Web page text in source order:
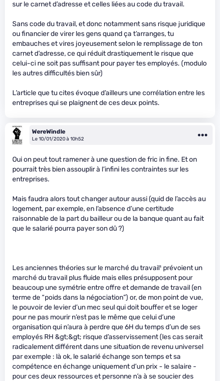
sur le carnet d’adresse et celles liées au code du travail.
Sans code du travail, et donc notamment sans risque juridique
ou financier de virer les gens quand ça t’arranges, tu
embauches et vires joyeusement selon le remplissage de ton
carnet d’adresse, ce qui réduit drastiquement le risque que
celui-ci ne soit pas suffisant pour payer tes employés. (modulo
les autres difficultés bien sûr)
L’article que tu cites évoque d’ailleurs une corrélation entre les
entreprises qui se plaignent de ces deux points.
WereWindle
Le 10/01/2020 à 10h52
Oui on peut tout ramener à une question de fric in fine. Et on
pourrait très bien assouplir à l’infini les contraintes sur les
entreprises.
Mais faudra alors tout changer autour aussi (quid de l’accès au
logement, par exemple, en l’absence d’une certitude
raisonnable de la part du bailleur ou de la banque quant au fait
que le salarié pourra payer son dû ?)
Les anciennes théories sur le marché du travail¹ prévoient un
marché du travail plus fluide mais elles présupposent pour
beaucoup une symétrie entre offre et demande de travail (en
terme de “poids dans la négociation”) or, de mon point de vue,
le pouvoir de levier d’un mec seul qui doit bouffer et se loger
pour ne pas mourir n’est pas le même que celui d’une
organisation qui n’aura à perdre que 6H du temps d’un de ses
employés RH &gt;&gt; risque d’asservissement (les cas serait
radicalement différent dans une situation de revenu universel
par exemple : là ok, le salarié échange son temps et sa
compétence en échange uniquement d’un prix - le salaire -
pour ces deux ressources et personne n’a à se soucier des